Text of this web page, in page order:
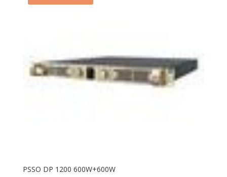
PSSO DP 1200 600W+600W